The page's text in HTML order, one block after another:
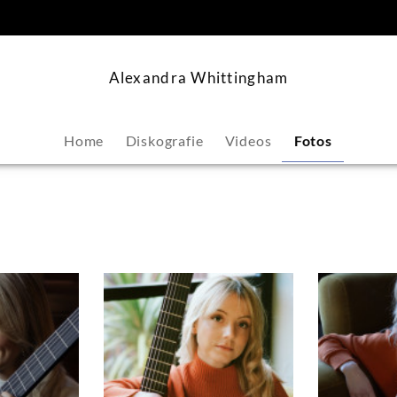
Alexandra Whittingham
Home Diskografie Videos Fotos